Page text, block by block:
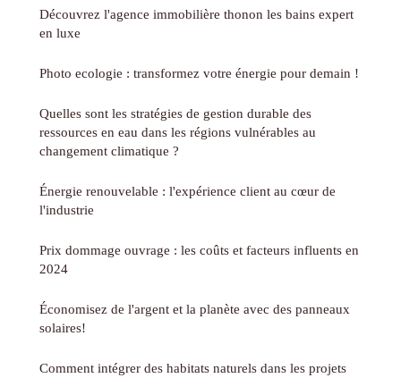
Découvrez l'agence immobilière thonon les bains expert
en luxe
Photo ecologie : transformez votre énergie pour demain !
Quelles sont les stratégies de gestion durable des
ressources en eau dans les régions vulnérables au
changement climatique ?
Énergie renouvelable : l'expérience client au cœur de
l'industrie
Prix dommage ouvrage : les coûts et facteurs influents en
2024
Économisez de l'argent et la planète avec des panneaux
solaires!
Comment intégrer des habitats naturels dans les projets